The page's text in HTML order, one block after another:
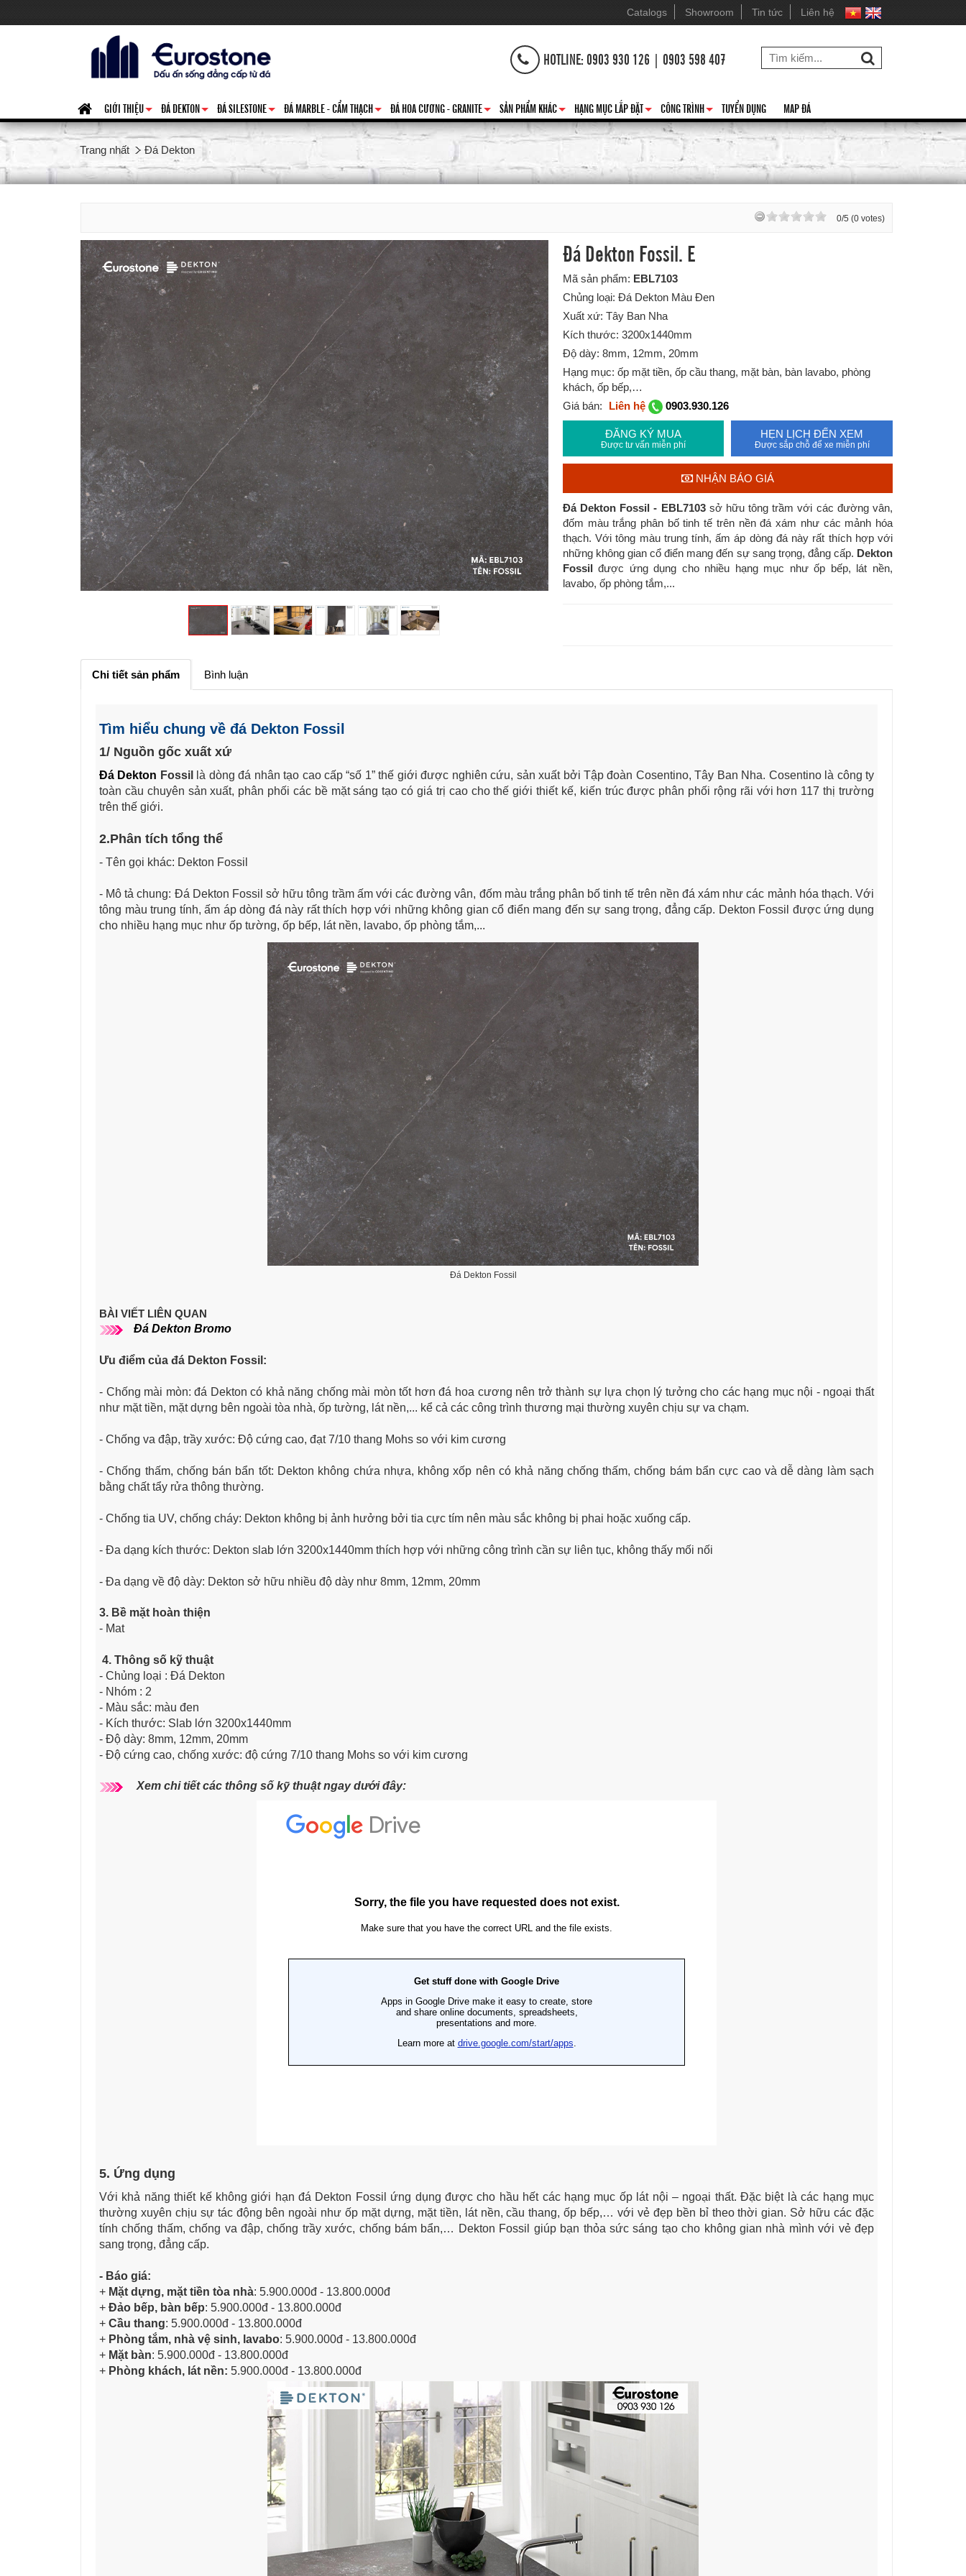
Catalogs Showroom Tin tức Liên hệ
HOTLINE: 0903 930 126 | 0903 598 407
+
GIỚI THIỆU
+
ĐÁ DEKTON
+
ĐÁ SILESTONE
+
ĐÁ MARBLE - CẨM THẠCH
+
ĐÁ HOA CƯƠNG - GRANITE
+
SẢN PHẨM KHÁC
+
HẠNG MỤC LẮP ĐẶT
+
CÔNG TRÌNH TUYỂN DỤNG MAP ĐÁ
Trang nhất Đá Dekton
0/5 (0 votes)
Đá Dekton Fossil. E
Mã sản phẩm: EBL7103
Chủng loại: Đá Dekton Màu Đen
Xuất xứ: Tây Ban Nha
Kích thước: 3200x1440mm
Độ dày: 8mm, 12mm, 20mm
Hạng mục: ốp mặt tiền, ốp cầu thang, mặt bàn, bàn lavabo, phòng
khách, ốp bếp,…
Giá bán:
Liên hệ 0903.930.126
ĐĂNG KÝ MUA
Được tư vấn miễn phí
HẸN LỊCH ĐẾN XEM
Được sắp chỗ để xe miễn phí
NHẬN BÁO GIÁ
Đá Dekton Fossil - EBL7103sở hữu tông trầm với các đường vân,
đốm màu trắng phân bố tinh tế trên nền đá xám như các mảnh hóa
thạch. Với tông màu trung tính, ấm áp dòng đá này rất thích hợp với
những không gian cổ điển mang đến sự sang trọng, đẳng cấp. Dekton
Fossil được ứng dụng cho nhiều hạng mục như ốp bếp, lát nền,
lavabo, ốp phòng tắm,...
Chi tiết sản phẩm Bình luận
Tìm hiểu chung về đá Dekton Fossil
1/ Nguồn gốc xuất xứ
Đá Dekton Fossil
là dòng đá nhân tạo cao cấp “số 1” thế giới được nghiên cứu, sản xuất bởi Tập đoàn Cosentino, Tây Ban Nha. Cosentino là công ty
toàn cầu chuyên sản xuất, phân phối các bề mặt sáng tạo có giá trị cao cho thế giới thiết kế, kiến trúc được phân phối rộng rãi với hơn 117 thị trường
trên thế giới.
2.Phân tích tổng thể
- Tên gọi khác: Dekton Fossil
- Mô tả chung: Đá Dekton Fossil sở hữu tông trầm ấm với các đường vân, đốm màu trắng phân bố tinh tế trên nền đá xám như các mảnh hóa thạch. Với
tông màu trung tính, ấm áp dòng đá này rất thích hợp với những không gian cổ điển mang đến sự sang trọng, đẳng cấp. Dekton Fossil được ứng dụng
cho nhiều hạng mục như ốp tường, ốp bếp, lát nền, lavabo, ốp phòng tắm,...
Đá Dekton Fossil
BÀI VIẾT LIÊN QUAN
Đá Dekton Bromo
Ưu điểm của đá Dekton Fossil :
- Chống mài mòn: đá Dekton có khả năng chống mài mòn tốt hơn đá hoa cương nên trở thành sự lựa chọn lý tưởng cho các hạng mục nội - ngoại thất
như mặt tiền, mặt dựng bên ngoài tòa nhà, ốp tường, lát nền,... kể cả các công trình thương mại thường xuyên chịu sự va chạm.
- Chống va đập, trầy xước: Độ cứng cao, đạt 7/10 thang Mohs so với kim cương
- Chống thấm, chống bán bẩn tốt: Dekton không chứa nhựa, không xốp nên có khả năng chống thấm, chống bám bẩn cực cao và dễ dàng làm sạch
bằng chất tẩy rửa thông thường.
- Chống tia UV, chống cháy: Dekton không bị ảnh hưởng bởi tia cực tím nên màu sắc không bị phai hoặc xuống cấp.
- Đa dạng kích thước: Dekton slab lớn 3200x1440mm thích hợp với những công trình cần sự liên tục, không thấy mối nối
- Đa dạng về độ dày: Dekton sở hữu nhiều độ dày như 8mm, 12mm, 20mm
3. Bề mặt hoàn thiện
- Mat
4. Thông số kỹ thuật
- Chủng loại : Đá Dekton
- Nhóm : 2
- Màu sắc: màu đen
- Kích thước: Slab lớn 3200x1440mm
- Độ dày: 8mm, 12mm, 20mm
- Độ cứng cao, chống xước: độ cứng 7/10 thang Mohs so với kim cương
Xem chi tiết các thông số kỹ thuật ngay dưới đây:
5. Ứng dụng
Với khả năng thiết kế không giới hạn đá Dekton Fossil ứng dụng được cho hầu hết các hạng mục ốp lát nội – ngoại thất. Đặc biệt là các hạng mục
thường xuyên chịu sự tác động bên ngoài như ốp mặt dựng, mặt tiền, lát nền, cầu thang, ốp bếp,… với vẻ đẹp bền bỉ theo thời gian. Sở hữu các đặc
tính chống thấm, chống va đập, chống trầy xước, chống bám bẩn,… Dekton Fossil giúp bạn thỏa sức sáng tạo cho không gian nhà mình với vẻ đẹp
sang trọng, đẳng cấp.
- Báo giá:
+ Mặt dựng, mặt tiền tòa nhà: 5.900.000đ - 13.800.000đ
+ Đảo bếp, bàn bếp: 5.900.000đ - 13.800.000đ
+ Cầu thang: 5.900.000đ - 13.800.000đ
+ Phòng tắm, nhà vệ sinh, lavabo: 5.900.000đ - 13.800.000đ
+ Mặt bàn: 5.900.000đ - 13.800.000đ
+ Phòng khách, lát nền: 5.900.000đ - 13.800.000đ